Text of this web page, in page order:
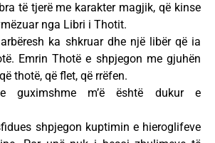
të tjerë me karakter magjik, që kinse
nga Libri i Thotit.
ka shkruar dhe një libër që ia
Emrin Thotë e shpjegon me gjuhën
thotë, që flet, që rrëfen.
guximshme m’ë është dukur e
shpjegon kuptimin e hieroglifeve